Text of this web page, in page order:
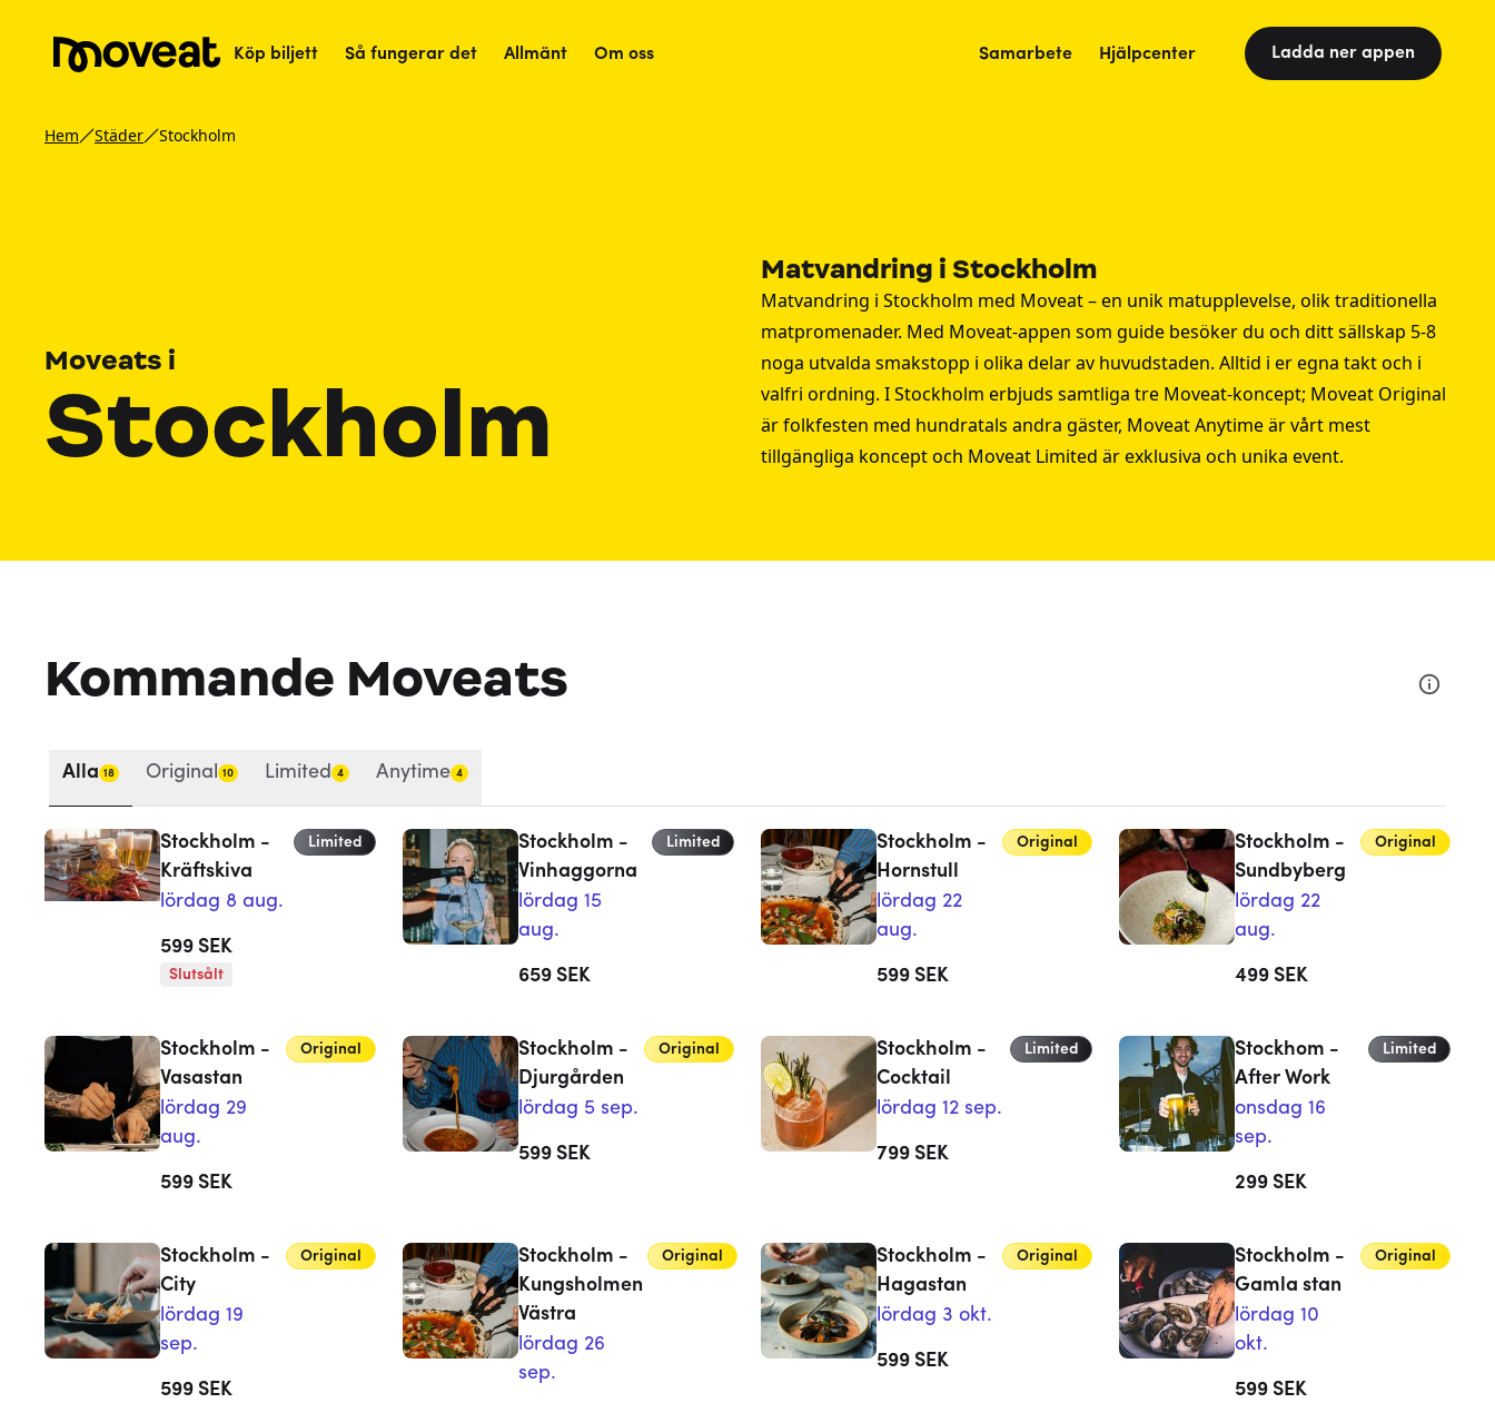
Köp biljett Så fungerar det Allmänt Om oss Samarbete Hjälpcenter Ladda ner appen
Hem Städer Stockholm
Moveats i
Stockholm
Matvandring i Stockholm
Matvandring i Stockholm med Moveat – en unik matupplevelse, olik traditionella
matpromenader. Med Moveat-appen som guide besöker du och ditt sällskap 5-8
noga utvalda smakstopp i olika delar av huvudstaden. Alltid i er egna takt och i
valfri ordning. I Stockholm erbjuds samtliga tre Moveat-koncept; Moveat Original
är folkfesten med hundratals andra gäster, Moveat Anytime är vårt mest
tillgängliga koncept och Moveat Limited är exklusiva och unika event.
Kommande Moveats
Alla 18 Original 10 Limited 4 Anytime 4
Stockholm -
Kräftskiva
lördag 8 aug.
Limited
599 SEK
Slutsålt
Stockholm -
Vinhaggorna
lördag 15
aug.
Limited
659 SEK
Stockholm -
Hornstull
lördag 22
aug.
Original
599 SEK
Stockholm -
Sundbyberg
lördag 22
aug.
Original
499 SEK
Stockholm -
Vasastan
lördag 29
aug.
Original
599 SEK
Stockholm -
Djurgården
lördag 5 sep.
Original
599 SEK
Stockholm -
Cocktail
lördag 12 sep.
Limited
799 SEK
Stockhom -
After Work
onsdag 16
sep.
Limited
299 SEK
Stockholm -
City
lördag 19
sep.
Original
599 SEK
Stockholm -
Kungsholmen
Västra
lördag 26
sep.
Original
Stockholm -
Hagastan
lördag 3 okt.
Original
599 SEK
Stockholm -
Gamla stan
lördag 10
okt.
Original
599 SEK